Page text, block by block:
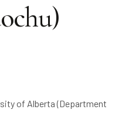
of Alberta (Department